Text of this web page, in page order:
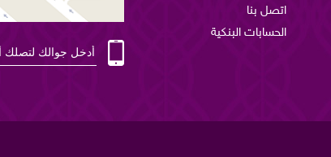
اتصل بنا
الحسابات البنكية